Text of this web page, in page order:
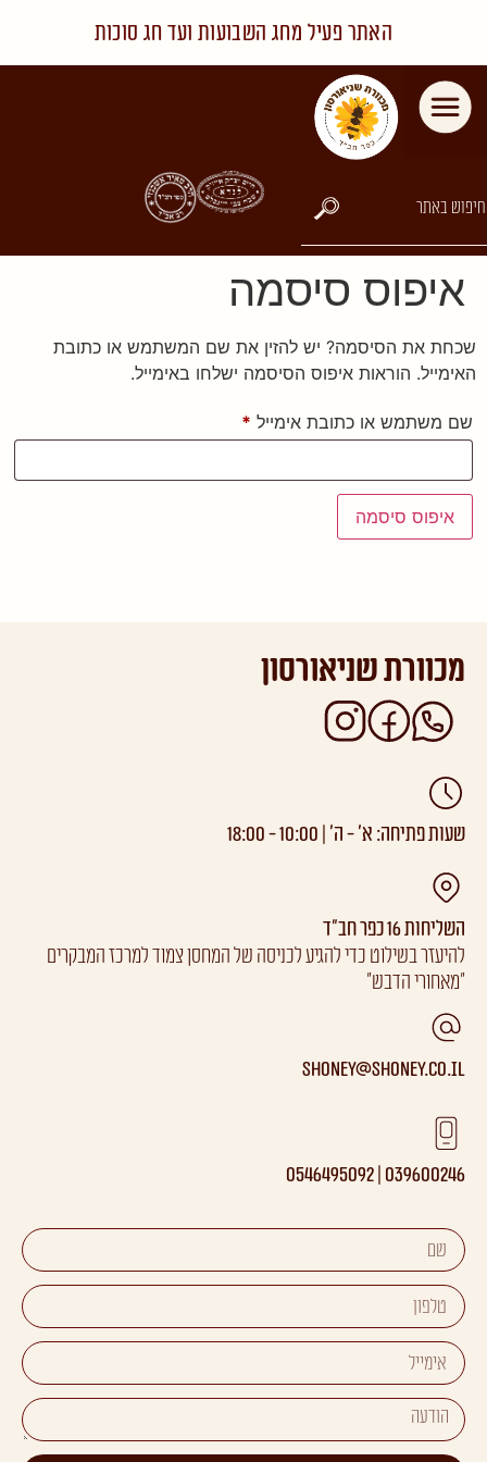
האתר פעיל מחג השבועות ועד חג סוכות
איפוס סיסמה
שכחת את הסיסמה? יש להזין את שם המשתמש או כתובת
האימייל. הוראות איפוס הסיסמה ישלחו באימייל.
שם משתמש או כתובת אימייל *
איפוס סיסמה
מכוורת שניאורסון
שעות פתיחה: א’ - ה’ | 10:00 - 18:00
השליחות 16 כפר חב"ד
להיעזר בשילוט כדי להגיע לכניסה של המחסן צמוד למרכז המבקרים
"מאחורי הדבש"
Shoney@shoney.co.il
039600246 | 0546495092